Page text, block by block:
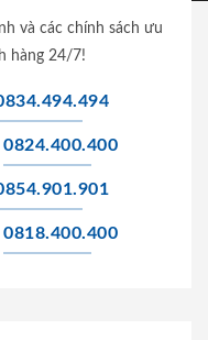
và các chính sách ưu
hàng 24/7!
0824.400.400
0818.400.400